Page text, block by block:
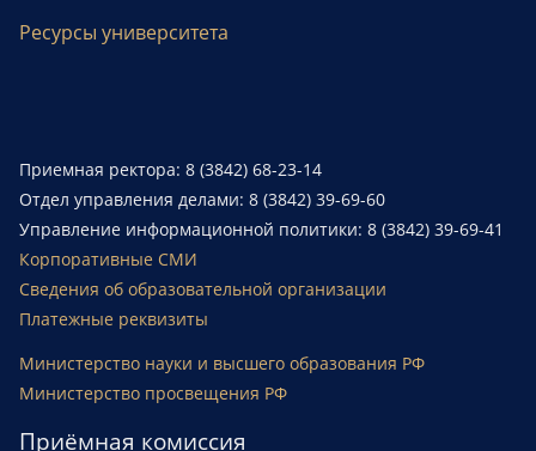
Ресурсы университета
Приемная ректора: 8 (3842) 68-23-14
Отдел управления делами: 8 (3842) 39-69-60
Управление информационной политики: 8 (3842) 39-69-41
Корпоративные СМИ
Сведения об образовательной организации
Платежные реквизиты
Министерство науки и высшего образования РФ
Министерство просвещения РФ
Приёмная комиссия